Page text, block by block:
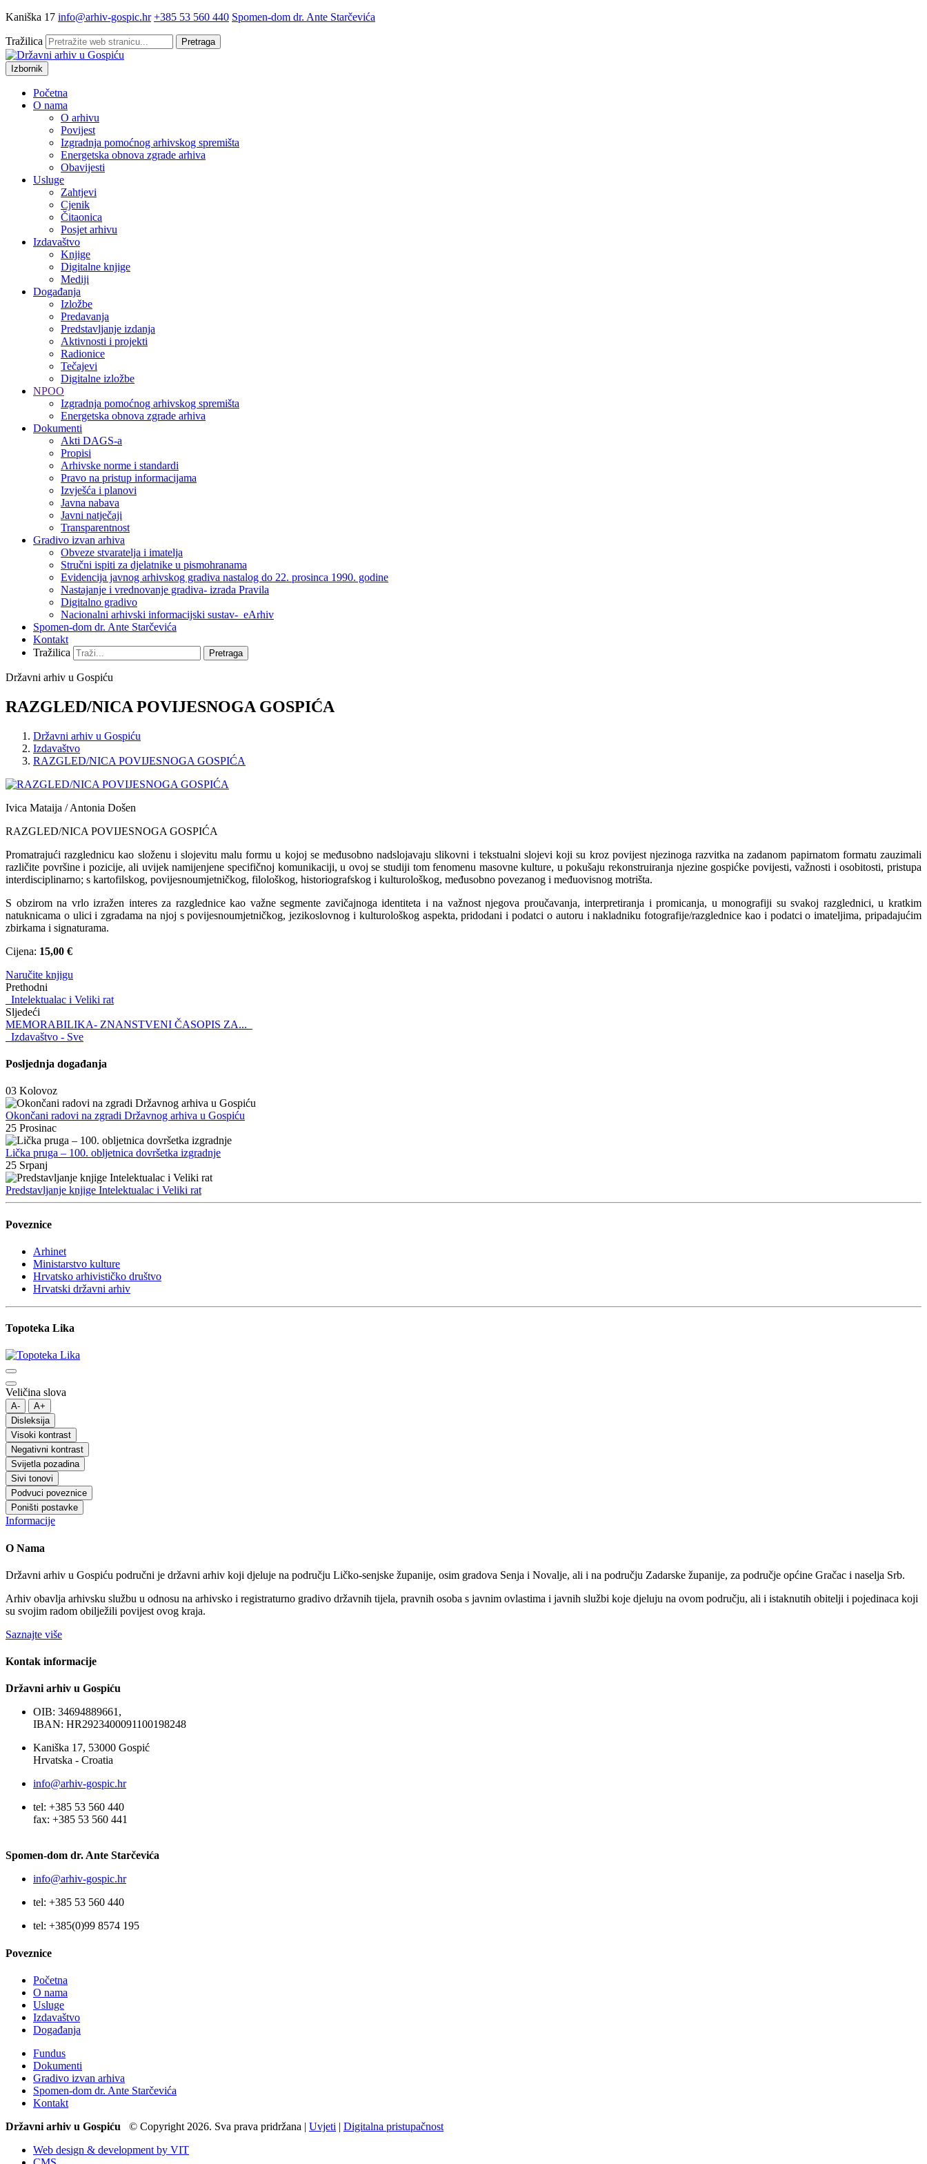
Kaniška 17 info@arhiv-gospic.hr +385 53 560 440 Spomen-dom dr. Ante Starčevića
Tražilica Pretraga
Izbornik
Početna
O nama
O arhivu
Povijest
Izgradnja pomoćnog arhivskog spremišta
Energetska obnova zgrade arhiva
Obavijesti
Usluge
Zahtjevi
Cjenik
Čitaonica
Posjet arhivu
Izdavaštvo
Knjige
Digitalne knjige
Mediji
Događanja
Izložbe
Predavanja
Predstavljanje izdanja
Aktivnosti i projekti
Radionice
Tečajevi
Digitalne izložbe
NPOO
Izgradnja pomoćnog arhivskog spremišta
Energetska obnova zgrade arhiva
Dokumenti
Akti DAGS-a
Propisi
Arhivske norme i standardi
Pravo na pristup informacijama
Izvješća i planovi
Javna nabava
Javni natječaji
Transparentnost
Gradivo izvan arhiva
Obveze stvaratelja i imatelja
Stručni ispiti za djelatnike u pismohranama
Evidencija javnog arhivskog gradiva nastalog do 22. prosinca 1990. godine
Nastajanje i vrednovanje gradiva- izrada Pravila
Digitalno gradivo
Nacionalni arhivski informacijski sustav- eArhiv
Spomen-dom dr. Ante Starčevića
Kontakt
Tražilica
Pretraga
Državni arhiv u Gospiću
RAZGLED/NICA POVIJESNOGA GOSPIĆA
Državni arhiv u Gospiću
Izdavaštvo
RAZGLED/NICA POVIJESNOGA GOSPIĆA
Ivica Mataija / Antonia Došen
RAZGLED/NICA POVIJESNOGA GOSPIĆA
Promatrajući razglednicu kao složenu i slojevitu malu formu u kojoj se međusobno nadslojavaju slikovni i tekstualni slojevi koji su kroz povijest njezinoga razvitka na zadanom papirnatom formatu zauzimali
različite površine i pozicije, ali uvijek namijenjene specifičnoj komunikaciji, u ovoj se studiji tom fenomenu masovne kulture, u pokušaju rekonstruiranja njezine gospićke povijesti, važnosti i osobitosti, pristupa
interdisciplinarno; s kartofilskog, povijesnoumjetničkog, filološkog, historiografskog i kulturološkog, međusobno povezanog i međuovisnog motrišta.
S obzirom na vrlo izražen interes za razglednice kao važne segmente zavičajnoga identiteta i na važnost njegova proučavanja, interpretiranja i promicanja, u monografiji su svakoj razglednici, u kratkim
natuknicama o ulici i zgradama na njoj s povijesnoumjetničkog, jezikoslovnog i kulturološkog aspekta, pridodani i podatci o autoru i nakladniku fotografije/razglednice kao i podatci o imateljima, pripadajućim
zbirkama i signaturama.
Cijena: 15,00 €
Naručite knjigu
Prethodni
Intelektualac i Veliki rat
Sljedeći
MEMORABILIKA- ZNANSTVENI ČASOPIS ZA...
Izdavaštvo - Sve
Posljednja događanja
03 Kolovoz
Okončani radovi na zgradi Državnog arhiva u Gospiću
25 Prosinac
Lička pruga – 100. obljetnica dovršetka izgradnje
25 Srpanj
Predstavljanje knjige Intelektualac i Veliki rat
Poveznice
Arhinet
Ministarstvo kulture
Hrvatsko arhivističko društvo
Hrvatski državni arhiv
Topoteka Lika
Veličina slova
A-
A+
Disleksija
Visoki kontrast
Negativni kontrast
Svijetla pozadina
Sivi tonovi
Podvuci poveznice
Poništi postavke
Informacije
O Nama
Državni arhiv u Gospiću područni je državni arhiv koji djeluje na području Ličko-senjske županije, osim gradova Senja i Novalje, ali i na području Zadarske županije, za područje općine Gračac i naselja Srb.
Arhiv obavlja arhivsku službu u odnosu na arhivsko i registraturno gradivo državnih tijela, pravnih osoba s javnim ovlastima i javnih službi koje djeluju na ovom području, ali i istaknutih obitelji i pojedinaca koji
su svojim radom obilježili povijest ovog kraja.
Saznajte više
Kontak informacije
Državni arhiv u Gospiću
OIB: 34694889661,
IBAN: HR2923400091100198248
Kaniška 17, 53000 Gospić
Hrvatska - Croatia
info@arhiv-gospic.hr
tel: +385 53 560 440
fax: +385 53 560 441
Spomen-dom dr. Ante Starčevića
info@arhiv-gospic.hr
tel: +385 53 560 440
tel: +385(0)99 8574 195
Poveznice
Početna
O nama
Usluge
Izdavaštvo
Događanja
Fundus
Dokumenti
Gradivo izvan arhiva
Spomen-dom dr. Ante Starčevića
Kontakt
Državni arhiv u Gospiću © Copyright 2026. Sva prava pridržana | Uvjeti | Digitalna pristupačnost
Web design & development by VIT